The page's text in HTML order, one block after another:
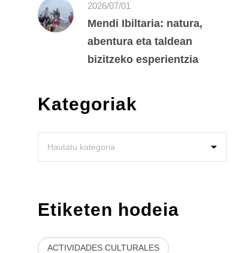
2026/07/01
Mendi Ibiltaria: natura,
abentura eta taldean
bizitzeko esperientzia
Kategoriak
Etiketen hodeia
ACTIVIDADES CULTURALES